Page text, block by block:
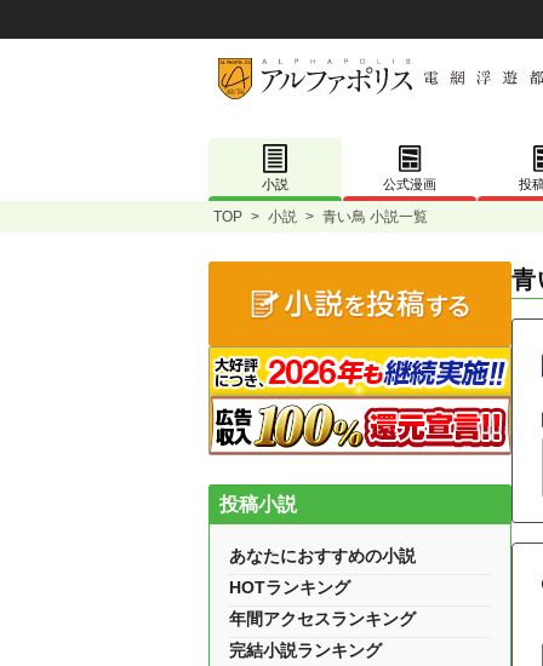
小説 公式漫画 投
TOP > 小説 > 青い鳥 小説一覧
青
投稿小説
あなたにおすすめの小説
HOTランキング
年間アクセスランキング
完結小説ランキング